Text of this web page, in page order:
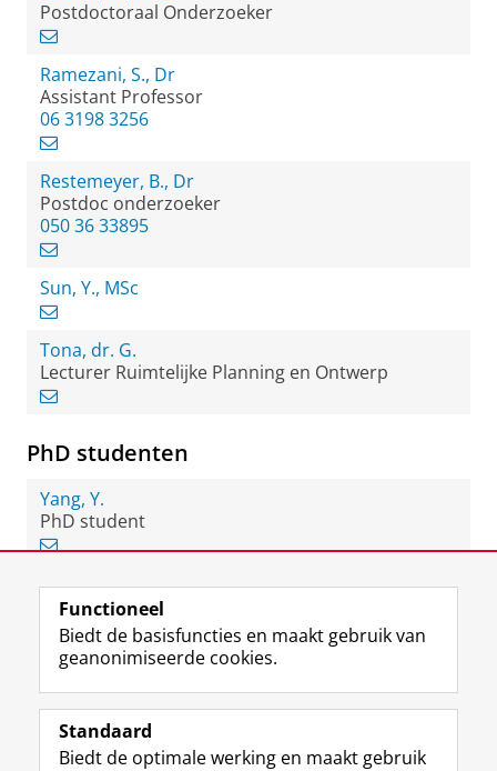
Postdoctoraal Onderzoeker
Ramezani, S., Dr
Assistant Professor
06 3198 3256
Restemeyer, B., Dr
Postdoc onderzoeker
050 36 33895
Sun, Y., MSc
Tona, dr. G.
Lecturer Ruimtelijke Planning en Ontwerp
PhD studenten
Yang, Y.
PhD student
View this page in:English
Volg de RUG
F
a
e
L
i
k
R
S
-
I
n
t
Y
o
T
Studiekiezers
Functioneel
Biedt de basisfuncties en maakt gebruik van
geanonimiseerde cookies.
Standaard
Biedt de optimale werking en maakt gebruik